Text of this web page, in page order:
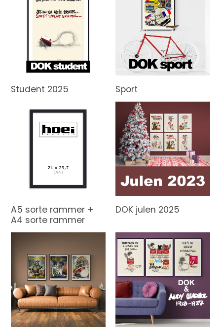
Student 2025 Sport
A5 sorte rammer +
A4 sorte rammer
DOK julen 2025